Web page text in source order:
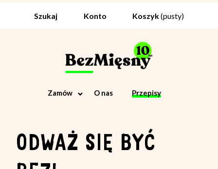
Zamów O nas Przepisy
Szukaj Konto Koszyk(pusty)
ODWAŻ SIĘ BYĆ